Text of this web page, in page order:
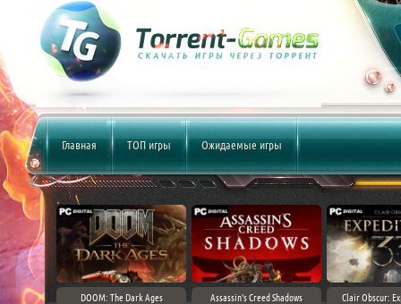
Главная ТОП игры Ожидаемые игры
DOOM: The Dark Ages Assassin's Creed Shadows Clair Obscur: